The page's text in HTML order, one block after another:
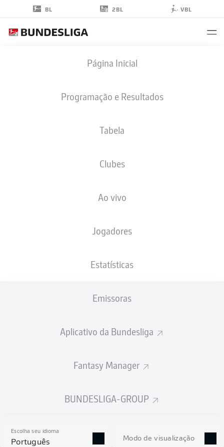
BL 2BL VBL
Página Inicial
Programação e Resultados
Tabela
Clubes
Ao vivo
Jogadores
Estatísticas
Emissoras
Aplicativo da Bundesliga
Fantasy Manager
BUNDESLIGA-GROUP
Escolha seu idioma
Português Modo de visualização
ESTATÍSTICAS DA
TEMPORADA 2026/2027